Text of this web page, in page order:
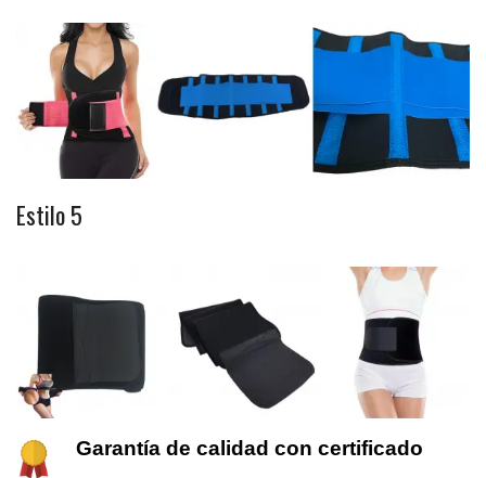
Estilo 5
Garantía de calidad con certificado